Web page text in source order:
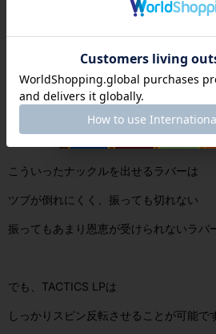
通常こういったナックルを出しやすい
少しツブの面積が大きいラバーです。
こういったナックルを出せるラバーは
ツブが倒れにくく、振っても切れない
振ってもあまり恩恵が受けられないラバ
でも、TACTICS LPは
しっかりスピン反転させることが可能で